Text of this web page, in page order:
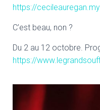
https://
C’est beau, non ?
Du 2 au 12 octobre.
https://